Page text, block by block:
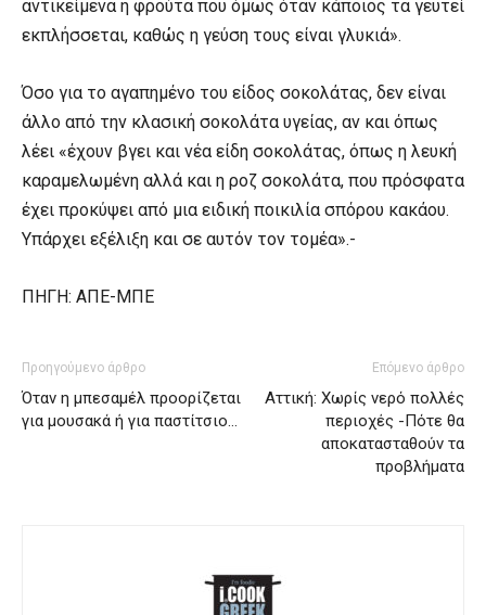
αντικείμενα ή φρούτα που όμως όταν κάποιος τα γευτεί
εκπλήσσεται, καθώς η γεύση τους είναι γλυκιά».
Όσο για το αγαπημένο του είδος σοκολάτας, δεν είναι
άλλο από την κλασική σοκολάτα υγείας, αν και όπως
λέει «έχουν βγει και νέα είδη σοκολάτας, όπως η λευκή
καραμελωμένη αλλά και η ροζ σοκολάτα, που πρόσφατα
έχει προκύψει από μια ειδική ποικιλία σπόρου κακάου.
Υπάρχει εξέλιξη και σε αυτόν τον τομέα».-
ΠΗΓΗ: ΑΠΕ-ΜΠΕ
Προηγούμενο άρθρο
Όταν η μπεσαμέλ προορίζεται
για μουσακά ή για παστίτσιο…
Επόμενο άρθρο
Αττική: Χωρίς νερό πολλές
περιοχές -Πότε θα
αποκατασταθούν τα
προβλήματα